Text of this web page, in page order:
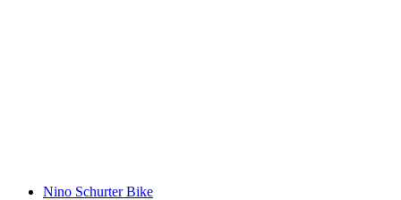
Nino Schurter Bike